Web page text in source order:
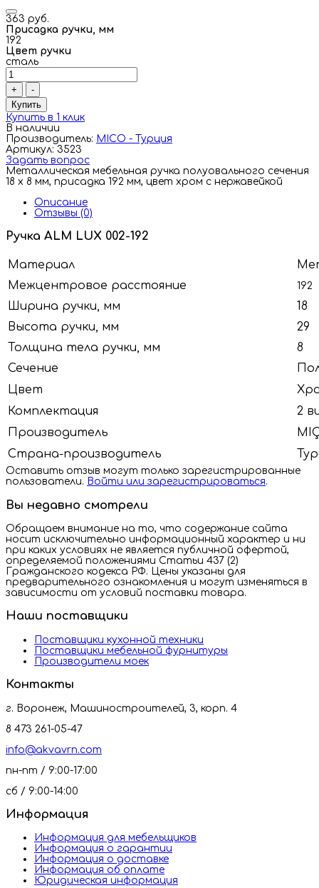
363 руб.
Присадка ручки, мм
192
Цвет ручки
сталь
+
-
Купить
Купить в 1 клик
В наличии
Производитель: MICO - Турция
Артикул: 3523
Задать вопрос
Металлическая мебельная ручка полуовального сечения
18 х 8 мм, присадка 192 мм, цвет хром с нержавейкой
Описание
Отзывы (0)
Ручка ALM LUX 002-192
Материал
Межцентровое расстояние
192
Ширина ручки, мм
18
Высота ручки, мм
29
Толщина тела ручки, мм
8
Сечение
Цвет
Комплектация
2
Производитель
Страна-производитель
Оставить отзыв могут только зарегистрированные
пользователи. Войти или зарегистрироваться.
Вы недавно смотрели
Обращаем внимание на то, что содержание сайта
носит исключительно информационный характер и ни
при каких условиях не является публичной офертой,
определяемой положениями Статьи 437 (2)
Гражданского кодекса РФ. Цены указаны для
предварительного ознакомления и могут изменяться в
зависимости от условий поставки товара.
Наши поставщики
Поставщики кухонной техники
Поставщики мебельной фурнитуры
Производители моек
Контакты
г. Воронеж, Машиностроителей, 3, корп. 4
8 473 261-05-47
info@akvavrn.com
пн-пт / 9:00-17:00
сб / 9:00-14:00
Информация
Информация для мебельщиков
Информация о гарантии
Информация о доставке
Информация об оплате
Юридическая информация